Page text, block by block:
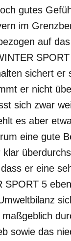
gutes
im
auf
sichert
er nicht
sich zwar
es aber
eine gute
er eine
5
sowie das